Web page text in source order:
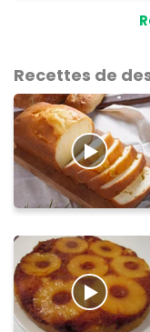
Recettes de